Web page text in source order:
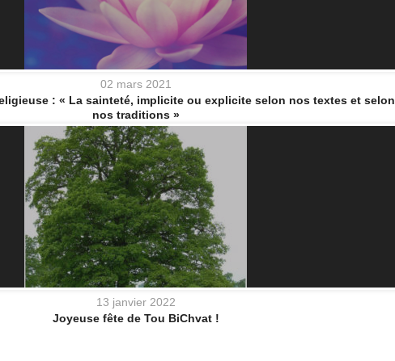
02 mars 2021
: « La sainteté, implicite ou explicite selon nos textes et selon
nos traditions »
13 janvier 2022
Joyeuse fête de Tou BiChvat !